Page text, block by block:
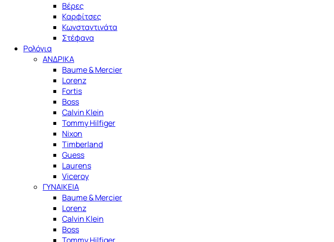
Βέρες
Καρφίτσες
Κωνσταντινάτα
Στέφανα
Ρολόγια
ΑΝΔΡΙΚΑ
Baume & Mercier
Lorenz
Fortis
Boss
Calvin Klein
Tommy Hilfiger
Nixon
Timberland
Guess
Laurens
Viceroy
ΓΥΝΑΙΚΕΙΑ
Baume & Mercier
Lorenz
Calvin Klein
Boss